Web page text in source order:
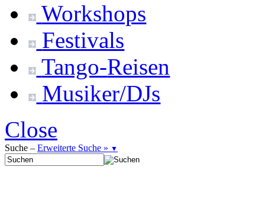
Workshops
Festivals
Tango-Reisen
Musiker/DJs
Close
Suche – Erweiterte Suche » ▼